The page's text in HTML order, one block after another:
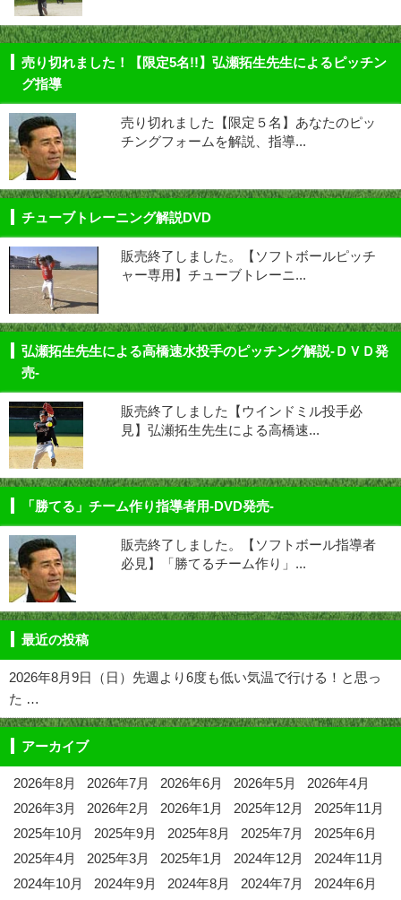
売り切れました！【限定5名!!】弘瀬拓生先生によるピッチン
グ指導
売り切れました【限定５名】あなたのピッ
チングフォームを解説、指導...
チューブトレーニング解説DVD
販売終了しました。【ソフトボールピッチ
ャー専用】チューブトレーニ...
弘瀬拓生先生による高橋速水投手のピッチング解説-ＤＶＤ発
売-
販売終了しました【ウインドミル投手必
見】弘瀬拓生先生による高橋速...
「勝てる」チーム作り指導者用-DVD発売-
販売終了しました。【ソフトボール指導者
必見】「勝てるチーム作り」...
最近の投稿
2026年8月9日（日）先週より6度も低い気温で行ける！と思っ
た …
アーカイブ
2026年8月 2026年7月 2026年6月 2026年5月
2026年4月
2026年3月
2026年2月 2026年1月 2025年12月
2025年11月
2025年10月
2025年9月 2025年8月 2025年7月
2025年6月
2025年4月
2025年3月 2025年1月 2024年12月
2024年11月
2024年10月
2024年9月 2024年8月 2024年7月
2024年6月